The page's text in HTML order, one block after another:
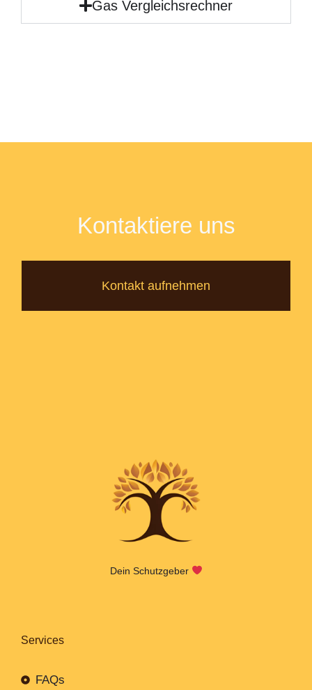
Gas Vergleichsrechner
Kontaktiere uns
Kontakt aufnehmen
Dein Schutzgeber
Services
FAQs